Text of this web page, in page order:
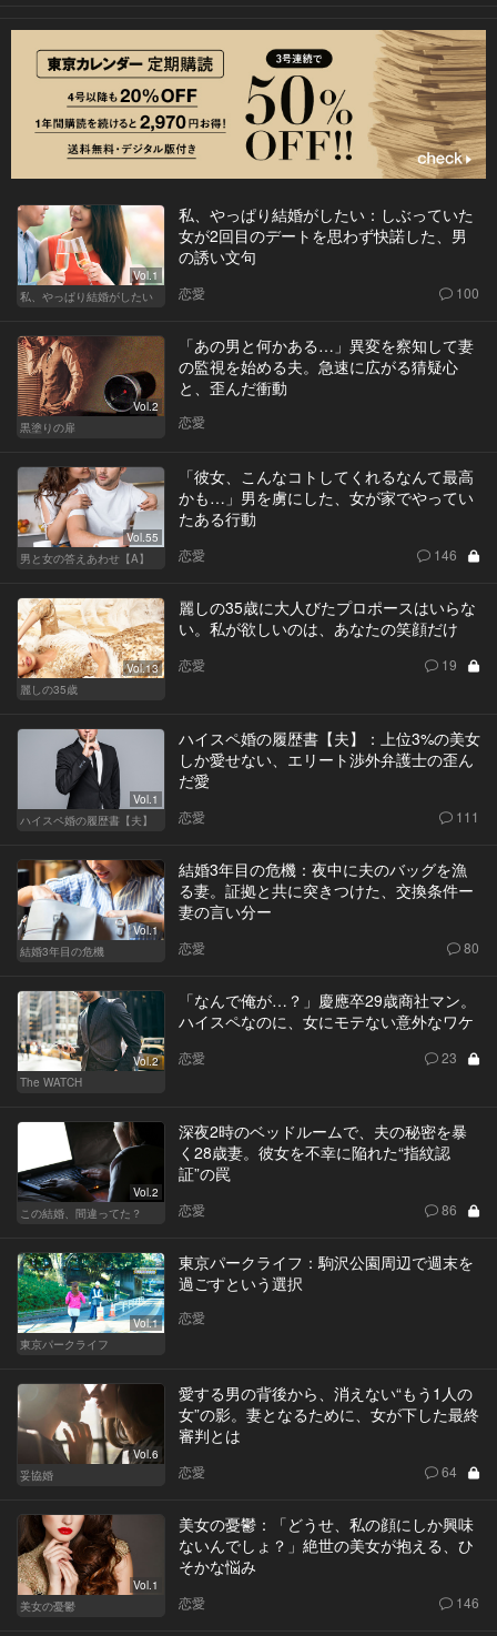
Vol.1
私、やっぱり結婚がしたい
私、やっぱり結婚がしたい：しぶっていた
女が2回目のデートを思わず快諾した、男
の誘い文句
恋愛 100
Vol.2
黒塗りの扉
「あの男と何かある…」異変を察知して妻
の監視を始める夫。急速に広がる猜疑心
と、歪んだ衝動
恋愛
Vol.55
男と女の答えあわせ【A】
「彼女、こんなコトしてくれるなんて最高
かも…」男を虜にした、女が家でやってい
たある行動
恋愛 146
Vol.13
麗しの35歳
麗しの35歳に大人びたプロポースはいらな
い。私が欲しいのは、あなたの笑顔だけ
恋愛 19
Vol.1
ハイスペ婚の履歴書【夫】
ハイスペ婚の履歴書【夫】：上位3%の美女
しか愛せない、エリート渉外弁護士の歪ん
だ愛
恋愛 111
Vol.1
結婚3年目の危機
結婚3年目の危機：夜中に夫のバッグを漁
る妻。証拠と共に突きつけた、交換条件ー
妻の言い分ー
恋愛 80
Vol.2
The WATCH
「なんで俺が…？」慶應卒29歳商社マン。
ハイスペなのに、女にモテない意外なワケ
恋愛 23
Vol.2
この結婚、間違ってた？
深夜2時のベッドルームで、夫の秘密を暴
く28歳妻。彼女を不幸に陥れた“指紋認
証”の罠
恋愛 86
Vol.1
東京パークライフ
東京パークライフ：駒沢公園周辺で週末を
過ごすという選択
恋愛
Vol.6
妥協婚
愛する男の背後から、消えない“もう1人の
女”の影。妻となるために、女が下した最終
審判とは
恋愛 64
Vol.1
美女の憂鬱
美女の憂鬱：「どうせ、私の顔にしか興味
ないんでしょ？」絶世の美女が抱える、ひ
そかな悩み
恋愛 146